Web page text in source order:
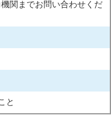
関までお問い合わせくだ
と